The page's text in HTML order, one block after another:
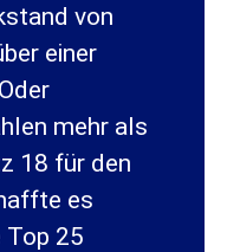
von
einer
mehr als
18 für den
es
Top 25